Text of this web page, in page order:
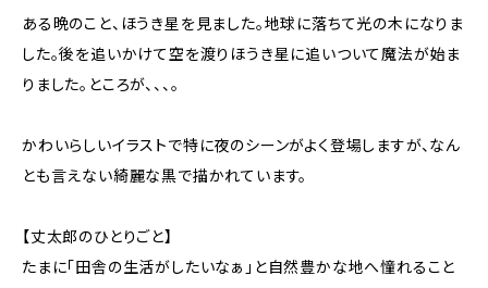
ある晩のこと、ほうき星を見ました。地球に落ちて光の木になりま
した。後を追いかけて空を渡りほうき星に追いついて魔法が始ま
りました。ところが、、、。
かわいらしいイラストで特に夜のシーンがよく登場しますが、なん
とも言えない綺麗な黒で描かれています。
【丈太郎のひとりごと】
たまに「田舎の生活がしたいなぁ」と自然豊かな地へ憧れること